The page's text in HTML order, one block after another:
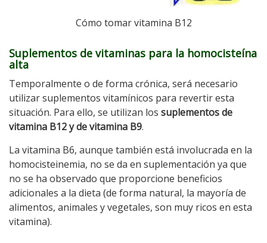
Cómo tomar vitamina B12
Suplementos de vitaminas para la homocisteína
alta
Temporalmente o de forma crónica, será necesario
utilizar suplementos vitamínicos para revertir esta
situación. Para ello, se utilizan los suplementos de
vitamina B12 y de vitamina B9.
La vitamina B6, aunque también está involucrada en la
homocisteinemia, no se da en suplementación ya que
no se ha observado que proporcione beneficios
adicionales a la dieta (de forma natural, la mayoría de
alimentos, animales y vegetales, son muy ricos en esta
vitamina).